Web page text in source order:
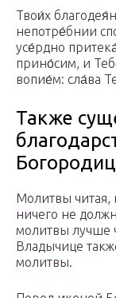
Твои́х
непотре́бнии
усе́рдно
прино́сим, и
вопие́м: сла́ва
Также
Молитвы читая,
ничего не
молитвы лучше
Владычице
молитвы.